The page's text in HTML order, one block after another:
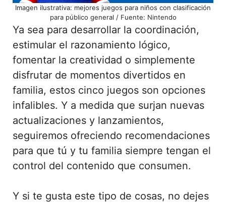
Imagen ilustrativa: mejores juegos para niños con clasificación
para público general / Fuente: Nintendo
Ya sea para desarrollar la coordinación,
estimular el razonamiento lógico,
fomentar la creatividad o simplemente
disfrutar de momentos divertidos en
familia, estos cinco juegos son opciones
infalibles. Y a medida que surjan nuevas
actualizaciones y lanzamientos,
seguiremos ofreciendo recomendaciones
para que tú y tu familia siempre tengan el
control del contenido que consumen.
Y si te gusta este tipo de cosas, no dejes